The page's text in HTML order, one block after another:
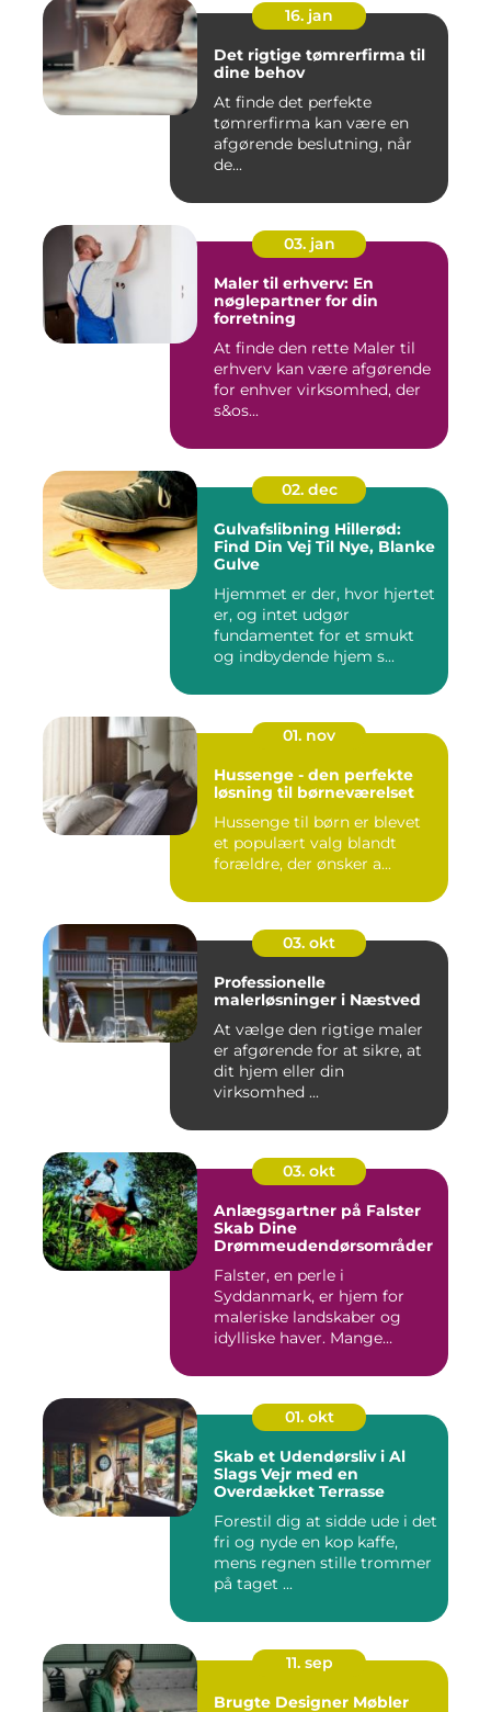
16. jan
Det rigtige tømrerfirma til
dine behov
At finde det perfekte
tømrerfirma kan være en
afgørende beslutning, når
de...
03. jan
Maler til erhverv: En
nøglepartner for din
forretning
At finde den rette Maler til
erhverv kan være afgørende
for enhver virksomhed, der
s&os...
02. dec
Gulvafslibning Hillerød:
Find Din Vej Til Nye, Blanke
Gulve
Hjemmet er der, hvor hjertet
er, og intet udgør
fundamentet for et smukt
og indbydende hjem s...
01. nov
Hussenge - den perfekte
løsning til børneværelset
Hussenge til børn er blevet
et populært valg blandt
forældre, der ønsker a...
03. okt
Professionelle
malerløsninger i Næstved
At vælge den rigtige maler
er afgørende for at sikre, at
dit hjem eller din
virksomhed ...
03. okt
Anlægsgartner på Falster
Skab Dine
Drømmeudendørsområder
Falster, en perle i
Syddanmark, er hjem for
maleriske landskaber og
idylliske haver. Mange
01. okt
Skab et Udendørsliv i Al
Slags Vejr med en
Overdækket Terrasse
Forestil dig at sidde ude i det
fri og nyde en kop kaffe,
mens regnen stille trommer
på taget ...
11. sep
Brugte Designer Møbler